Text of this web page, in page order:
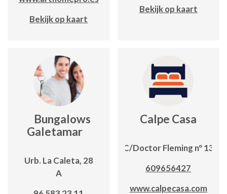
Bekijk op kaart
Bekijk op kaart
Bungalows
Galetamar
Urb. La Caleta, 28
A
Calpe Casa
C/Doctor Fleming nº 13
609656427
www.calpecasa.com